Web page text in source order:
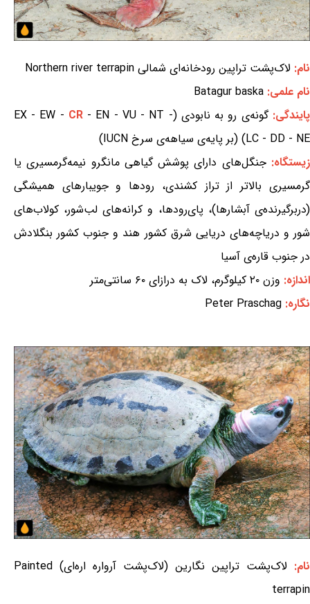
نام: لاک‌پشت تراپین رودخانه‌ای شمالی Northern river terrapin
نام علمی: Batagur baska
پایندگی:گونه‌ی رو به نابودی (EX - EW - CR - EN - VU - NT -
LC - DD - NE) (بر پایه‌ی سیاهه‌ی سرخ IUCN)
زیستگاه:جنگل‌های دارای پوشش گیاهی مانگرو نیمه‌گرمسیری یا
گرمسیری بالاتر از تراز کشندی، رودها و جویبارهای همیشگی
(دربرگیرنده‌ی آبشارها)، پای‌رودها، و کرانه‌های لب‌شور، کولاب‌های
شور و دریاچه‌های دریایی شرق کشور هند و جنوب کشور بنگلادش
در جنوب قاره‌ی آسیا
اندازه: وزن ۲۰ کیلوگرم، لاک به درازای ۶۰ سانتی‌متر
نگاره: Peter Praschag
نام:
لاک‌پشت تراپین نگارین (لاک‌پشت آرواره اره‌ای) Painted
terrapin